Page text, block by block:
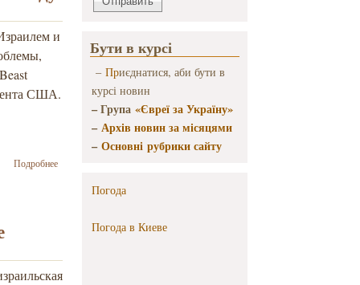
операцией в секторе
и
США.
Подробнеео The Daily
ХАМАС?
Бути в курсі
– Приєднатися, аби бути в
курсі новин
– Група «Євреї за Україну»
–Архів новин за місяцями
–Основні рубрики сайту
Погода
Погода в Киеве